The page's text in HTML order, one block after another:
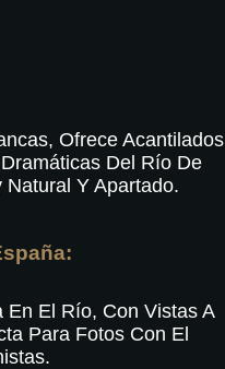
Ofrece Acantilados
Del Río De
Natural Y Apartado.
En El Río, Con Vistas A
Para Fotos Con El
.